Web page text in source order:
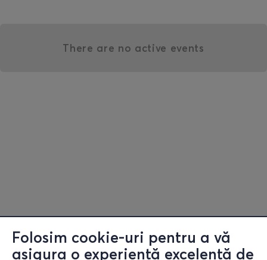
Folosim cookie-uri pentru a vă
asigura o experiență excelentă de
There are no active events